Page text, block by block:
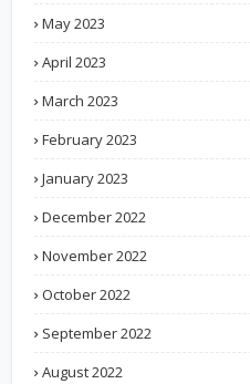
May 2023
April 2023
March 2023
February 2023
January 2023
December 2022
November 2022
October 2022
September 2022
August 2022